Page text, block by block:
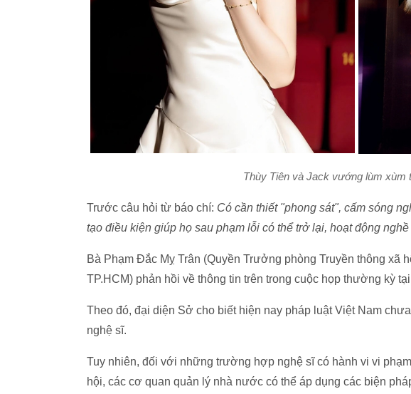
Thùy Tiên và Jack vướng lùm xùm
Trước câu hỏi từ báo chí: Có cần thiết "phong sát", cấm sóng
tạo điều kiện giúp họ sau phạm lỗi có thể trở lại, hoạt động
Bà Phạm Đắc Mỵ Trân (Quyền Trưởng phòng Truyền thông xã
TP.HCM) phản hồi về thông tin trên trong cuộc họp thường kỳ
Theo đó, đại diện Sở cho biết hiện nay pháp luật Việt Nam
nghệ sĩ.
Tuy nhiên, đối với những trường hợp nghệ sĩ có hành vi vi
hội, các cơ quan quản lý nhà nước có thể áp dụng các biện